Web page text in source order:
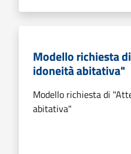
Modello richiesta
idoneità abitativa"
Modello richiesta di
abitativa"